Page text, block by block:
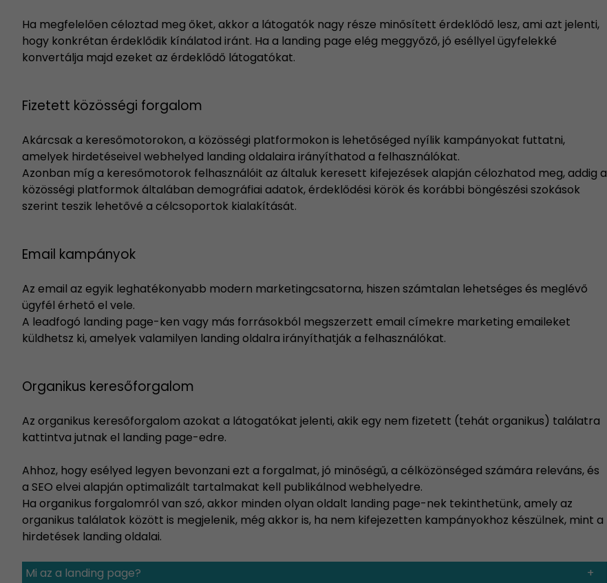
Ha megfelelően céloztad meg őket, akkor a látogatók nagy része minősített érdeklődő lesz, ami azt jelenti,
hogy konkrétan érdeklődik kínálatod iránt. Ha a landing page elég meggyőző, jó eséllyel ügyfelekké
konvertálja majd ezeket az érdeklődő látogatókat.
Fizetett közösségi forgalom
Akárcsak a keresőmotorokon, a közösségi platformokon is lehetőséged nyílik kampányokat futtatni,
amelyek hirdetéseivel webhelyed landing oldalaira irányíthatod a felhasználókat.
Azonban míg a keresőmotorok felhasználóit az általuk keresett kifejezések alapján célozhatod meg, addig a
közösségi platformok általában demográfiai adatok, érdeklődési körök és korábbi böngészési szokások
szerint teszik lehetővé a célcsoportok kialakítását.
Email kampányok
Az email az egyik leghatékonyabb modern marketingcsatorna, hiszen számtalan lehetséges és meglévő
ügyfél érhető el vele.
A leadfogó landing page-ken vagy más forrásokból megszerzett email címekre marketing emaileket
küldhetsz ki, amelyek valamilyen landing oldalra irányíthatják a felhasználókat.
Organikus keresőforgalom
Az organikus keresőforgalom azokat a látogatókat jelenti, akik egy nem fizetett (tehát organikus) találatra
kattintva jutnak el landing page-edre.
Ahhoz, hogy esélyed legyen bevonzani ezt a forgalmat, jó minőségű, a célközönséged számára releváns, és
a SEO elvei alapján optimalizált tartalmakat kell publikálnod webhelyedre.
Ha organikus forgalomról van szó, akkor minden olyan oldalt landing page-nek tekinthetünk, amely az
organikus találatok között is megjelenik, még akkor is, ha nem kifejezetten kampányokhoz készülnek, mint a
hirdetések landing oldalai.
Mi az a landing page?